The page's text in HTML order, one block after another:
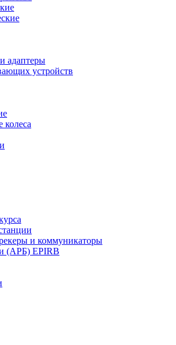
адаптеры
устройств
и коммуникаторы
(АРБ) EPIRB